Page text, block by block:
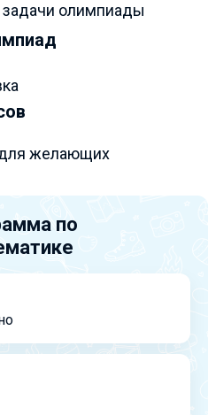
олимпиады
желающих
по